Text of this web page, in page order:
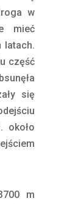
w
mieć
latach.
część
się
około
m